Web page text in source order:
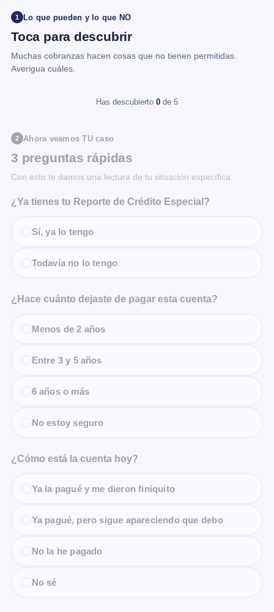
1 Lo que pueden y lo que NO
Toca para descubrir
Muchas cobranzas hacen cosas que no tienen permitidas.
Averigua cuáles.
Has descubierto 0 de 5
2 Ahora veamos TU caso
3 preguntas rápidas
Con esto te damos una lectura de tu situación específica.
¿Ya tienes tu Reporte de Crédito Especial?
Sí, ya lo tengo
Todavía no lo tengo
¿Hace cuánto dejaste de pagar esta cuenta?
Menos de 2 años
Entre 3 y 5 años
6 años o más
No estoy seguro
¿Cómo está la cuenta hoy?
Ya la pagué y me dieron finiquito
Ya pagué, pero sigue apareciendo que debo
No la he pagado
No sé